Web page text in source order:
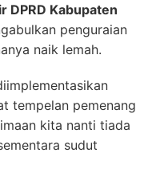
DPRD Kabupaten
penguraian
naik lemah.
tempelan pemenang
kita nanti tiada
sudut